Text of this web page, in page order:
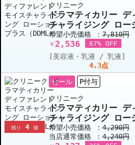
クリニーク
ドラマティカリー デ
チャライジング ロー
（DDML+） 125ml(ボ
希望小売価格 ： 7,810円
￥ 2,536 67% OFF
[美容液・乳液 / 乳液]
4.3点
残り 4 個
セール P付与
クリニーク
ドラマティカリー デ
チャライジング ロー
（DDML+） 50ml(チ
希望小売価格 ： 4,290円
当店通常価格 ： 4,240円